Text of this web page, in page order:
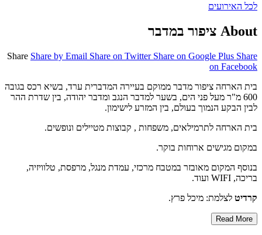
לכל האירועים
About ציפור במדבר
Share Share by Email Share on Twitter Share on Google Plus Share
on Facebook
בית הארחה ציפור מדבר ממוקם בעיירה המדברית ערד, בשיא רכס בגובה
600 מ"ר מעל פני הים, בשער למדבר הנגב ומדבר יהודה, בין שדרת ההר
לבין הבקע הנמוך בעולם, בין המזרע לישימון.
בית הארחה לתרמילאים, משפחות , קבוצות מטיילים ונופשים.
במקום מגישים ארוחות בוקר.
בנוסף המקום מאובזר במטבח מרכזי, עמדת מנגל, מרפסת, טלוויזיה,
בריכה, WIFI ועוד.
קרדיט לצלמת: מיכל פרץ.
Read More